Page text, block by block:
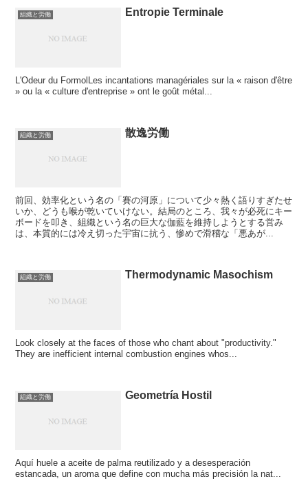
組織と労働 Entropie Terminale
L'Odeur du FormolLes incantations managériales sur la « raison d'être
» ou la « culture d'entreprise » ont le goût métal...
組織と労働 散逸労働
前回、効率化という名の「賽の河原」について少々熱く語りすぎたせ
いか、どうも喉が乾いていけない。結局のところ、我々が必死にキー
ボードを叩き、組織という名の巨大な伽藍を維持しようとする営み
は、本質的には冷え切った宇宙に抗う、惨めで滑稽な「悪あが...
組織と労働 Thermodynamic Masochism
Look closely at the faces of those who chant about "productivity."
They are inefficient internal combustion engines whos...
組織と労働 Geometría Hostil
Aquí huele a aceite de palma reutilizado y a desesperación
estancada, un aroma que define con mucha más precisión la nat...